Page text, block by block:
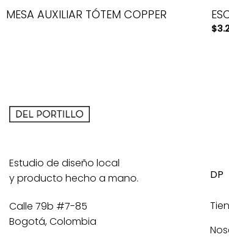
MESA AUXILIAR TÓTEM COPPER
$
Estudio de diseño local
y producto hecho a mano.
Calle 79b #7-85
Bogotá, Colombia
DP